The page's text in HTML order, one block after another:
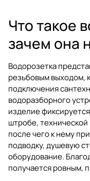
Что такое
зачем она
Водорозетка
резьбовым выходом,
подключения
водоразборного
изделие
штробе,
после чего к нему
подводку, душевую
оборудование.
получается ровным,